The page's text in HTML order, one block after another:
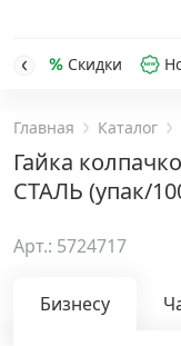
Акции
Распродажа
Уценка
Анкерная
Скидки
Главная Каталог
Гайка
СТАЛЬ (упак/
Арт.: 5724717
Бизнесу